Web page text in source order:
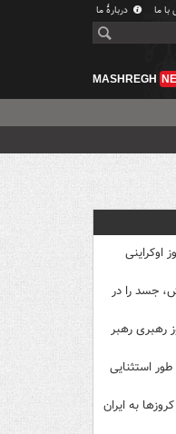
ما دربارهٔ ما
MASHREGH
اوکراینی
جسد را در
بزرگ ایران در ۱۶۰ روز رهبری رهبر
استثنایی
به ایران